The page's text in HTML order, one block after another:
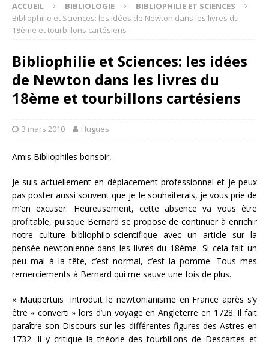
ACCUEIL BIBLIOLOGIE
BIBLIOPHILIE ET SCIENCES
Bibliophilie et Sciences: les idées de Newton dans les livres du
18ème et tourbillons cartésiens
Bibliophilie et Sciences: les idées
de Newton dans les livres du
18ème et tourbillons cartésiens
3 mars 2010 Hugues
Amis Bibliophiles bonsoir,
Je suis actuellement en déplacement professionnel et je peux
pas poster aussi souvent que je le souhaiterais, je vous prie de
m’en excuser. Heureusement, cette absence va vous être
profitable, puisque Bernard se propose de continuer à enrichir
notre culture bibliophilo-scientifique avec un article sur la
pensée newtonienne dans les livres du 18ème. Si cela fait un
peu mal à la tête, c’est normal, c’est la pomme. Tous mes
remerciements à Bernard qui me sauve une fois de plus.
« Maupertuis introduit le newtonianisme en France après s’y
être « converti » lors d’un voyage en Angleterre en 1728. Il fait
paraître son Discours sur les différentes figures des Astres en
1732. Il y critique la théorie des tourbillons de Descartes et